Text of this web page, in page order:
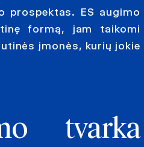
prospektas. ES augimo
formą, jam taikomi
įmonės, kurių jokie
tvarka